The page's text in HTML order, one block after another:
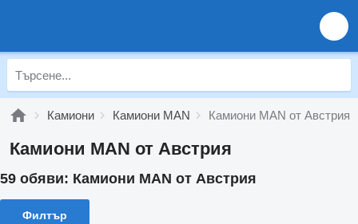
Камиони Камиони MAN Камиони MAN от Австрия
Камиони MAN от Австрия
59 обяви: Камиони MAN от Австрия
Филтър